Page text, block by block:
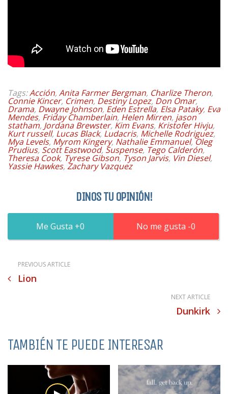
Tags:Acción, Anita Farmer Bergman, Charlize Theron,
Connie Kincer, Crimen, Destiny Lopez, Don Omar,
Drama, Dwayne Johnson, Eden Estrella, Elsa Pataky, Eva
Mendes, Friday Chamberlain, Helen Mirren, jason
statham, Jordana Brewster, Kim Evans, Kristofer Hivju,
Kurt russell, Lucas Black, Ludacris, Michelle Rodriguez,
Mya Levels, Myrom Kingery, Nathalie Emmanuel, Oleg
Prudius, Scott Eastwood, Suspense, Tego Calderón,
Theresa Cook, Tyrese Gibson, Tyson Jarvis, Vin Diesel,
Yassie Hawkes, Zachary Vazquez
DINOS TU OPINIÓN!
0 0
PREVIOUS ARTICLE
Lion
NEXT ARTICLE
Dunkirk
TAMBIÉN TE PUEDE INTERESAR